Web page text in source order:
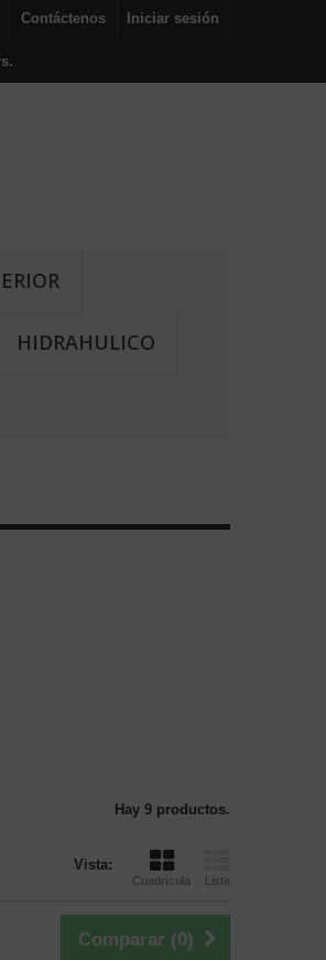
Iniciar sesión
Contáctenos
HIDRAHULICO
Hay 9 productos.
Vista:
Cuadrícula Lista
Comparar (0)